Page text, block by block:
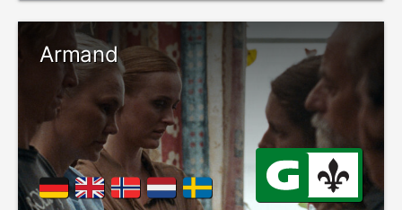
Armand